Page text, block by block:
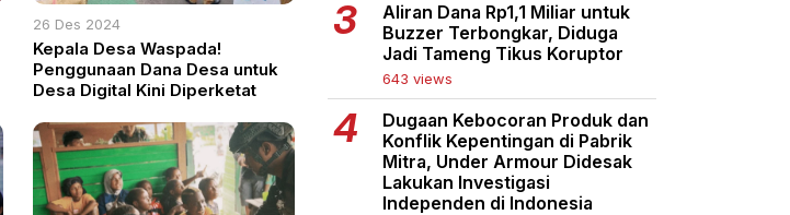
26 Des 2024
Kepala Desa Waspada!
Penggunaan Dana Desa untuk
Desa Digital Kini Diperketat
Aliran Dana Rp1,1 Miliar untuk
Buzzer Terbongkar, Diduga
Jadi Tameng Tikus Koruptor
643 views
Dugaan Kebocoran Produk dan
Konflik Kepentingan di Pabrik
Mitra, Under Armour Didesak
Lakukan Investigasi
Independen di Indonesia